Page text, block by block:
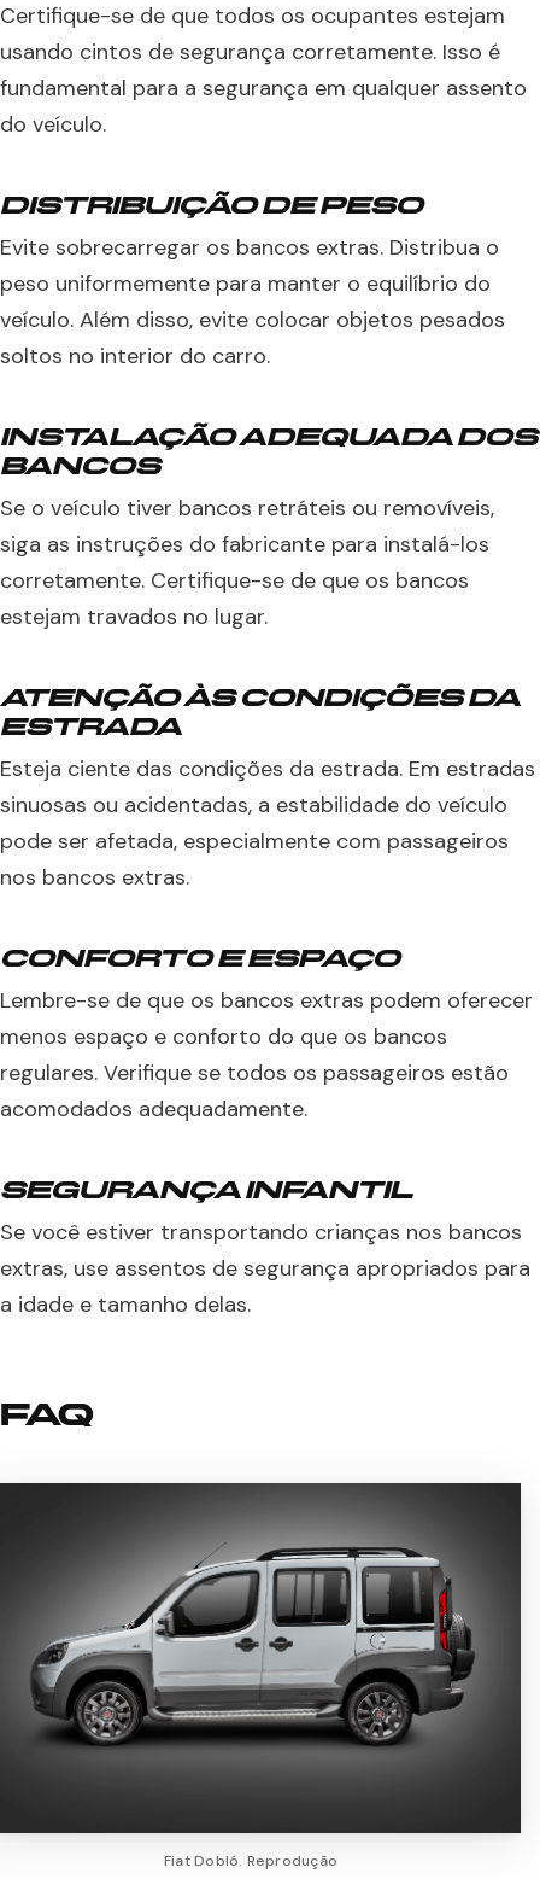
Certifique-se de que todos os ocupantes estejam
usando cintos de segurança corretamente. Isso é
fundamental para a segurança em qualquer assento
do veículo.
DISTRIBUIÇÃO DE PESO
Evite sobrecarregar os bancos extras. Distribua o
peso uniformemente para manter o equilíbrio do
veículo. Além disso, evite colocar objetos pesados
soltos no interior do carro.
INSTALAÇÃO ADEQUADA DOS
BANCOS
Se o veículo tiver bancos retráteis ou removíveis,
siga as instruções do fabricante para instalá-los
corretamente. Certifique-se de que os bancos
estejam travados no lugar.
ATENÇÃO ÀS CONDIÇÕES DA
ESTRADA
Esteja ciente das condições da estrada. Em estradas
sinuosas ou acidentadas, a estabilidade do veículo
pode ser afetada, especialmente com passageiros
nos bancos extras.
CONFORTO E ESPAÇO
Lembre-se de que os bancos extras podem oferecer
menos espaço e conforto do que os bancos
regulares. Verifique se todos os passageiros estão
acomodados adequadamente.
SEGURANÇA INFANTIL
Se você estiver transportando crianças nos bancos
extras, use assentos de segurança apropriados para
a idade e tamanho delas.
FAQ
Fiat Dobló. Reprodução